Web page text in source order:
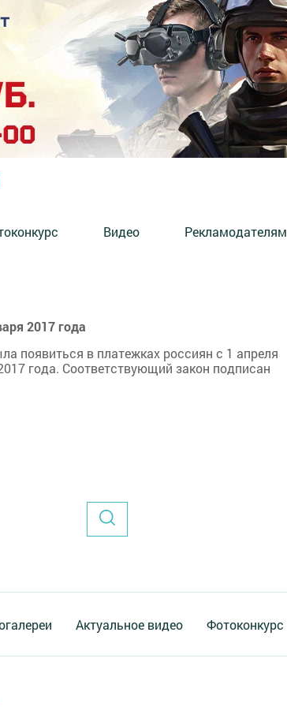
Видео Рекламодателям
2017 года
появиться в платежках россиян с 1 апреля
года. Соответствующий закон подписан
Актуальное видео Фотоконкурс